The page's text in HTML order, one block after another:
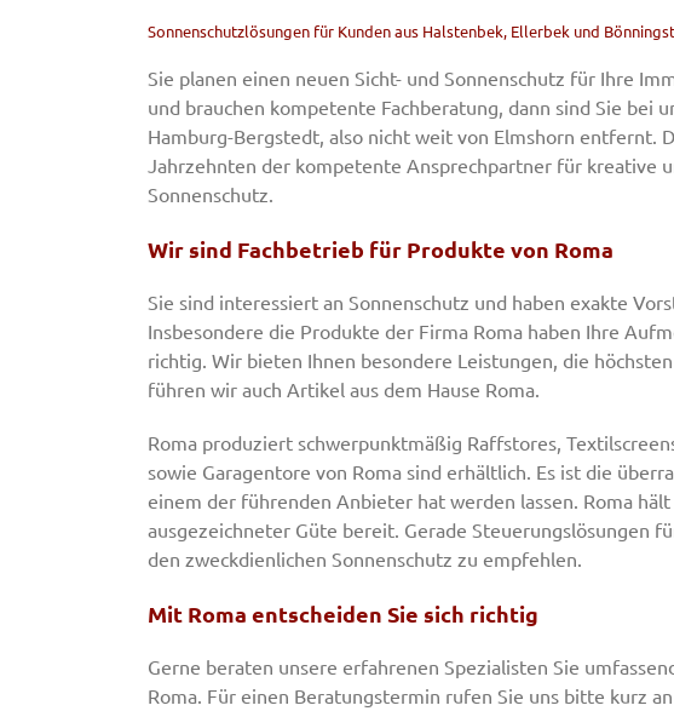
Sonnenschutzlösungen für Kunden aus Halstenbek, Ellerbek und
Sie planen einen neuen Sicht- und Sonnenschutz für Ihre
und brauchen kompetente Fachberatung, dann sind Sie bei
Hamburg-Bergstedt, also nicht weit von Elmshorn entfernt.
Jahrzehnten der kompetente Ansprechpartner für kreative
Sonnenschutz.
Wir sind Fachbetrieb für Produkte von Roma
Sie sind interessiert an Sonnenschutz und haben exakte
Insbesondere die Produkte der Firma Roma haben Ihre
richtig. Wir bieten Ihnen besondere Leistungen, die
führen wir auch Artikel aus dem Hause Roma.
Roma produziert schwerpunktmäßig Raffstores,
sowie Garagentore von Roma sind erhältlich. Es ist die
einem der führenden Anbieter hat werden lassen. Roma
ausgezeichneter Güte bereit. Gerade Steuerungslösungen
den zweckdienlichen Sonnenschutz zu empfehlen.
Mit Roma entscheiden Sie sich richtig
Gerne beraten unsere erfahrenen Spezialisten Sie
Roma. Für einen Beratungstermin rufen Sie uns bitte kurz